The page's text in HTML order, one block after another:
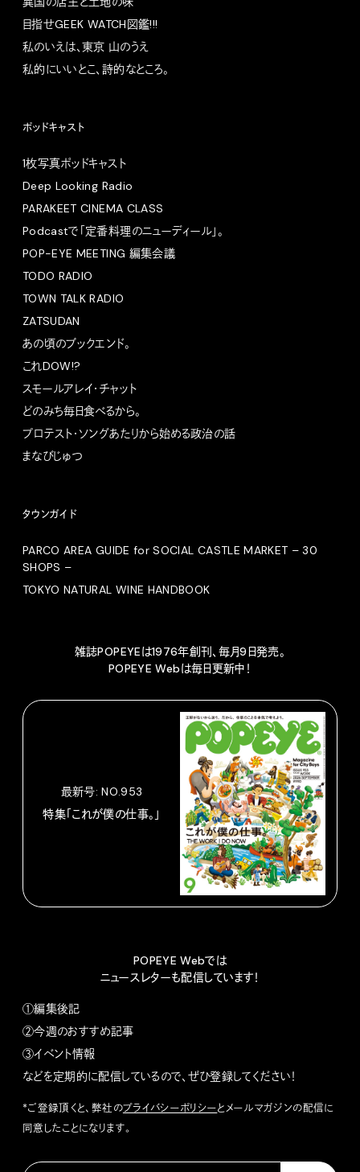
目指せGEEK WATCH図鑑!!!
私のいえは、東京 山のうえ
私的にいいとこ、詩的なところ。
ポッドキャスト
1枚写真ポッドキャスト
Deep Looking Radio
PARAKEET CINEMA CLASS
Podcastで「定番料理のニューディール」。
POP-EYE MEETING 編集会議
TODO RADIO
TOWN TALK RADIO
ZATSUDAN
あの頃のブックエンド。
これDOW!?
スモールアレイ・チャット
どのみち毎日食べるから。
プロテスト・ソングあたりから始める政治の話
まなびじゅつ
タウンガイド
PARCO AREA GUIDE for SOCIAL CASTLE MARKET – 30
SHOPS –
TOKYO NATURAL WINE HANDBOOK
雑誌POPEYEは1976年創刊、毎月9日発売。
POPEYE Webは毎日更新中！
最新号: NO.953
特集「これが僕の仕事。」
POPEYE Webでは
ニュースレターも配信しています！
①編集後記
②今週のおすすめ記事
③イベント情報
などを定期的に配信しているので、ぜひ登録してください！
*ご登録頂くと、弊社のプライバシーポリシーとメールマガジンの配信に
同意したことになります。